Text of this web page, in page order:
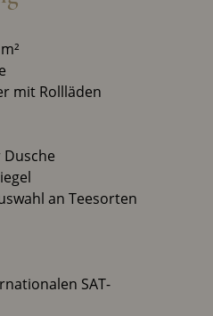
mit Rollläden
an Teesorten
SAT-